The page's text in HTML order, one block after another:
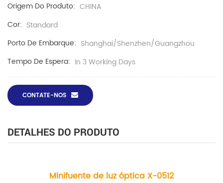
Origem Do Produto: CHINA
Cor: Standard
Porto De Embarque: Shanghai/Shenzhen/Guangzhou
Tempo De Espera: In 3 Working Days
CONTATE-NOS
DETALHES DO PRODUTO
Minifuente de luz óptica X-0512